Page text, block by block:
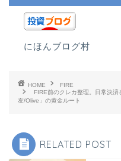
にほんブログ村
HOME
FIRE
FIRE前のクレカ整理。日常決
友/Olive」の黄金ルート
RELATED POST